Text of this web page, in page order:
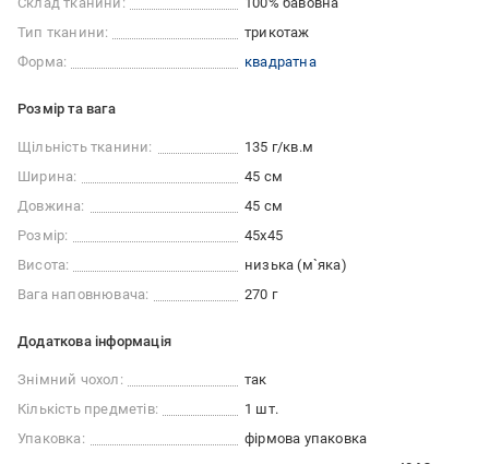
Тип тканини:
трикотаж
Форма:
квадратна
Розмір та вага
Щільність тканини:
135 г/кв.м
Ширина:
45 см
Довжина:
45 см
Розмір:
45x45
Висота:
низька (м`яка)
Вага наповнювача:
270 г
Додаткова інформація
Знімний чохол:
так
Кількість предметів:
1 шт.
Упаковка:
фірмова упаковка